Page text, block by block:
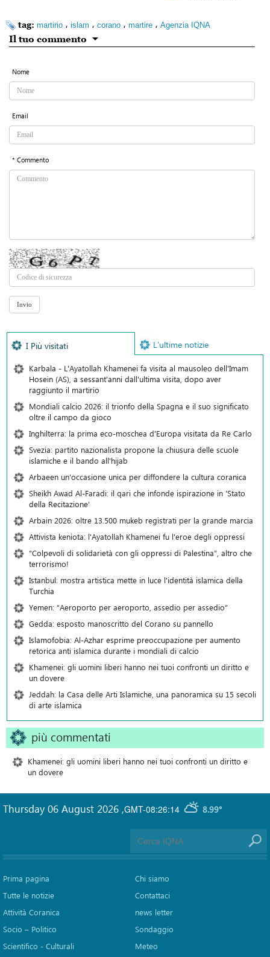
tag: martirio ، islam ، corano ، martire ، Agenzia IQNA
Il tuo commento
Nome
Email
* Commento
I Più visitati L’ultime notizie
Karbala - L'Ayatollah Khamenei fa visita al mausoleo dell'Imam
Hosein (AS), a sessant'anni dall'ultima visita, dopo aver
raggiunto il martirio
Mondiali calcio 2026: il trionfo della Spagna e il suo significato
oltre il campo da gioco
Inghilterra: la prima eco-moschea d'Europa visitata da Re Carlo
Svezia: partito nazionalista propone la chiusura delle scuole
islamiche e il bando all'hijab
Arbaeen un'occasione unica per diffondere la cultura coranica
Sheikh Awad Al-Faradi: il qari che infonde ispirazione in 'Stato
della Recitazione'
Arbain 2026: oltre 13.500 mukeb registrati per la grande marcia
Attivista keniota: l'Ayatollah Khamenei fu l'eroe degli oppressi
“Colpevoli di solidarietà con gli oppressi di Palestina”, altro che
terrorismo!
Istanbul: mostra artistica mette in luce l'identità islamica della
Turchia
Yemen: “Aeroporto per aeroporto, assedio per assedio”
Gedda: esposto manoscritto del Corano su pannello
Islamofobia: Al-Azhar esprime preoccupazione per aumento
retorica anti islamica durante i mondiali di calcio
Khamenei: gli uomini liberi hanno nei tuoi confronti un diritto e
un dovere
Jeddah: la Casa delle Arti Islamiche, una panoramica su 15 secoli
di arte islamica
più commentati
Khamenei: gli uomini liberi hanno nei tuoi confronti un diritto e
un dovere
GMT-08:26:14 8.99°
Thursday 06 August 2026 ,
Prima pagina
Tutte le notizie
Attività Coranica
Socio – Politico
Scientifico - Culturali
Chi siamo
Contattaci
news letter
Sondaggio
Meteo